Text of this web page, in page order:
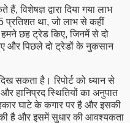
विशेषज्ञ द्वारा दिया गया लाभ
प्रतिशत था, जो लाभ से कहीं
हमने छह ट्रेड किए, जिनमें से दो
और पिछले दो ट्रेडों के नुकसान
सकता है। रिपोर्ट को ध्यान से
हानिप्रद स्थितियों का अनुपात
घाटे के कगार पर है और इसकी
है और इसमें सुधार की आवश्यकता